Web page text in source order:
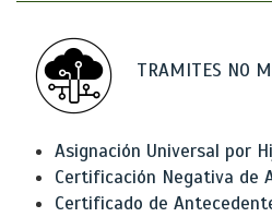
TRAMITES NO
Asignación Universal por
Certificación Negativa de
Certificado de